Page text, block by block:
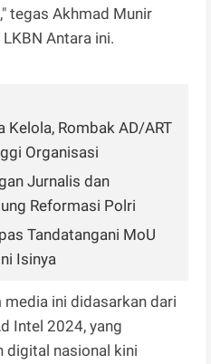
tegas Akhmad Munir
Antara ini.
Kelola, Rombak AD/ART
Organisasi
Jurnalis dan
Reformasi Polri
Tandatangani MoU
Isinya
ini didasarkan dari
Intel 2024, yang
digital nasional kini